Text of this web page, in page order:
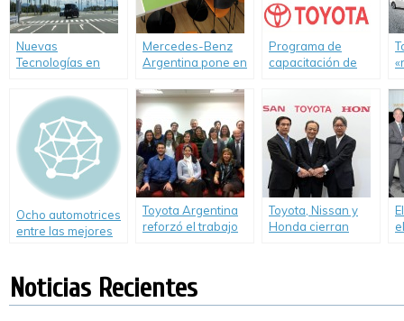
Nuevas
Tecnologías en
anunció el
desarrollo de un
nuevo Sistema
Anticolisión, y
además la
apertura de un
campo de pruebas
para las nuevas
tecnologías de
Sistema de
Inteligente (ITS).
Mercedes-Benz
Argentina pone en
lugar.com».
Programa de
capacitación de
Ocho automotrices
entre las mejores
Toyota Argentina
reforzó el trabajo
Toyota, Nissan y
Honda cierran
hidrógeno.
Noticias Recientes